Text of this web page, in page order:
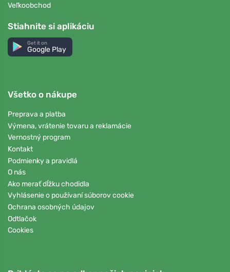
Veľkoobchod
Stiahnite si aplikáciu
Get it on
Google Play
Všetko o nákupe
Preprava a platba
Výmena, vrátenie tovaru a reklamácie
Vernostný program
Kontakt
Podmienky a pravidlá
O nás
Ako merať dĺžku chodidla
Vyhlásenie o používaní súborov cookie
Ochrana osobných údajov
Odtlačok
Cookies